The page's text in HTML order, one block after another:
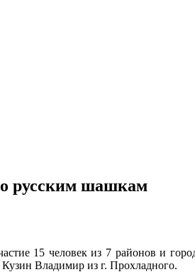
русским шашкам
15 человек из 7 районов и
Владимир из г. Прохладного.